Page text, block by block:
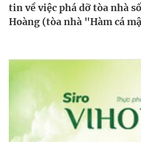
tin về việc phá dỡ tòa nhà
Hoàng (tòa nhà "Hàm cá